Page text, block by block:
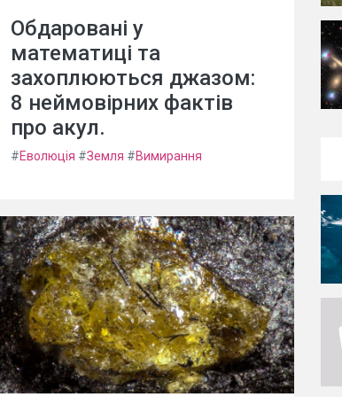
Обдаровані у
математиці та
захоплюються джазом:
8 неймовірних фактів
про акул.
#Еволюція #Земля #Вимирання